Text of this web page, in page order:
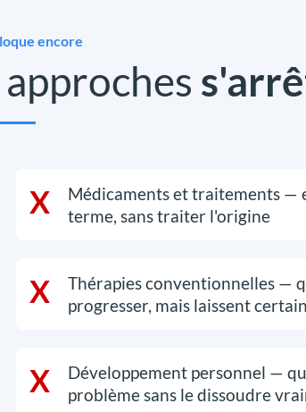
encore
X
Médicaments et traitements —
terme, sans traiter l'origine
X
Thérapies conventionnelles —
progresser, mais laissent
X
Développement personnel —
problème sans le dissoudre